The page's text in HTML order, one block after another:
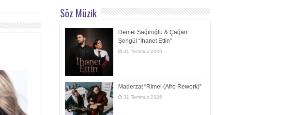
Söz Müzik
Demet Sağıroğlu & Çağan
Şengül “İhanet Ettin”
31 Temmuz 2026
Maderzat “Rimel (Afro Rework)”
31 Temmuz 2026